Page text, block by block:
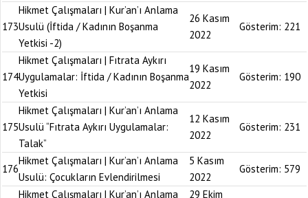
173
Hikmet Çalışmaları | Kur’an’ı Anlama
Usulü (İftida / Kadının Boşanma
Yetkisi -2)
26 Kasım
2022
Gösterim: 221
174
Hikmet Çalışmaları | Fıtrata Aykırı
Uygulamalar: İftida / Kadının Boşanma
Yetkisi
19 Kasım
2022
Gösterim: 190
175
Hikmet Çalışmaları | Kur’an’ı Anlama
Usulü “Fıtrata Aykırı Uygulamalar:
Talak”
12 Kasım
2022
Gösterim: 231
176
Hikmet Çalışmaları | Kur’an’ı Anlama
Usulü: Çocukların Evlendirilmesi
5 Kasım
2022
Gösterim: 579
Hikmet Çalışmaları | Kur’an’ı Anlama
29 Ekim